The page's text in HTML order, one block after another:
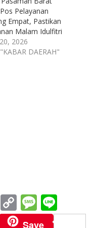
Pelayanan
Empat, Pastikan
Malam Idulfitri
2026
DAERAH"
E C
o
M
e n
Save